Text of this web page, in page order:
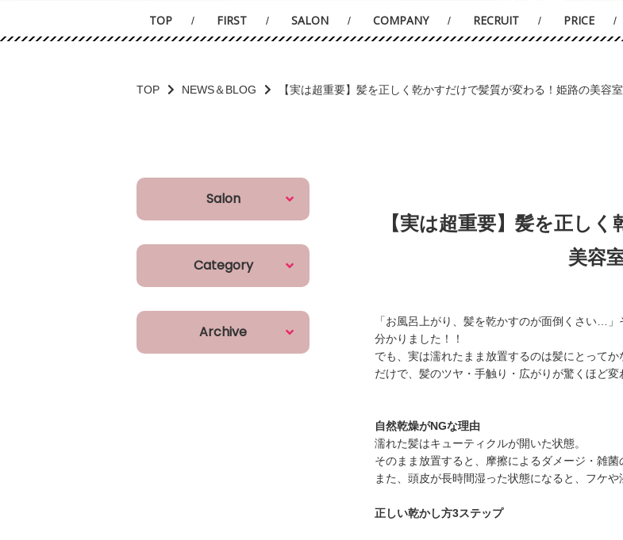
TOP FIRST SALON COMPANY RECRUIT PRICE
TOP NEWS＆BLOG 【実は超重要】髪を正しく乾かすだけで髪質が変わる！姫路の美容
Salon
Category
Archive
【実は超重要】髪を正し
美容
「お風呂上がり、髪を乾かすのが面倒くさい…」
分かりました！！
でも、実は濡れたまま放置するのは髪にとって
だけで、髪のツヤ・手触り・広がりが驚くほど変
自然乾燥がNGな理由
濡れた髪はキューティクルが開いた状態。
そのまま放置すると、摩擦によるダメージ・雑菌
また、頭皮が長時間湿った状態になると、フケや
正しい乾かし方3ステップ